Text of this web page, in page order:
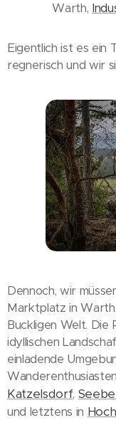
Warth,
Eigentlich ist es ein
regnerisch und wir
Dennoch, wir
Marktplatz in
Buckligen Welt. Die
idyllischen
einladende
Katzelsdorf,
und letztens in